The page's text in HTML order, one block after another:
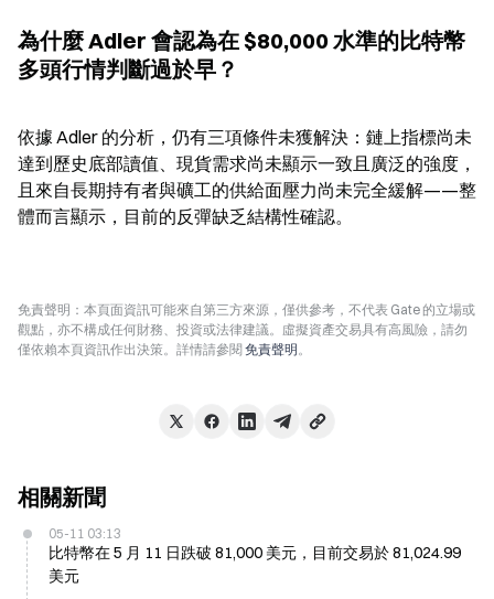
為什麼 Adler 會認為在 $80,000 水準的比特幣
多頭行情判斷過於早？
依據 Adler 的分析，仍有三項條件未獲解決：鏈上指標尚未
達到歷史底部讀值、現貨需求尚未顯示一致且廣泛的強度，
且來自長期持有者與礦工的供給面壓力尚未完全緩解——整
體而言顯示，目前的反彈缺乏結構性確認。
免責聲明：本頁面資訊可能來自第三方來源，僅供參考，不代表 Gate 的立場或
觀點，亦不構成任何財務、投資或法律建議。虛擬資產交易具有高風險，請勿
僅依賴本頁資訊作出決策。詳情請參閱 免責聲明。
相關新聞
05-11 03:13
比特幣在 5 月 11 日跌破 81,000 美元，目前交易於 81,024.99
美元